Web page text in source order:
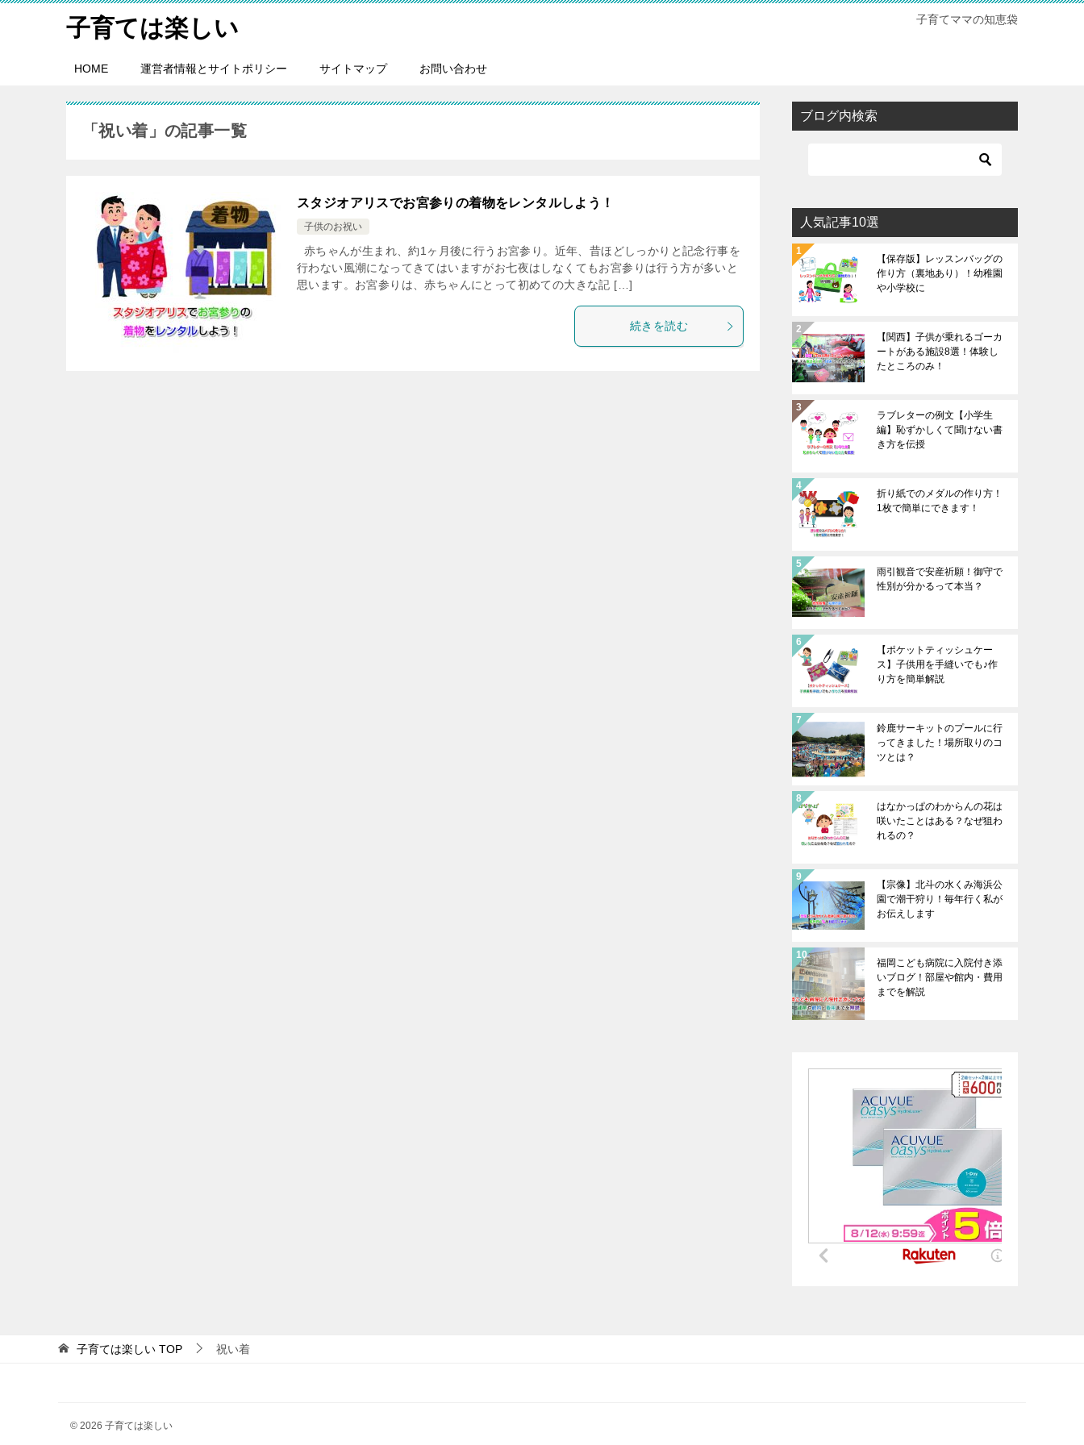
子育ては楽しい 子育てママの知恵袋
HOME 運営者情報とサイトポリシー サイトマップ お問い合わせ
「祝い着」の記事一覧
スタジオアリスでお宮参りの着物をレンタルしよう！
子供のお祝い
赤ちゃんが生まれ、約1ヶ月後に行うお宮参り。近年、昔ほどしっかりと記念行事を
行わない風潮になってきてはいますがお七夜はしなくてもお宮参りは行う方が多いと
思います。お宮参りは、赤ちゃんにとって初めての大きな記 […]
続きを読む
ブログ内検索
人気記事10選
【保存版】レッスンバッグの
作り方（裏地あり）！幼稚園
や小学校に
【関西】子供が乗れるゴーカ
ートがある施設8選！体験し
たところのみ！
ラブレターの例文【小学生
編】恥ずかしくて聞けない書
き方を伝授
折り紙でのメダルの作り方！
1枚で簡単にできます！
雨引観音で安産祈願！御守で
性別が分かるって本当？
【ポケットティッシュケー
ス】子供用を手縫いでも♪作
り方を簡単解説
鈴鹿サーキットのプールに行
ってきました！場所取りのコ
ツとは？
はなかっぱのわからんの花は
咲いたことはある？なぜ狙わ
れるの？
【宗像】北斗の水くみ海浜公
園で潮干狩り！毎年行く私が
お伝えします
福岡こども病院に入院付き添
いブログ！部屋や館内・費用
までを解説
子育ては楽しい TOP 祝い着
© 2026 子育ては楽しい